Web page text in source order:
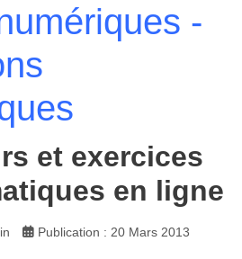
-
et exercices
en ligne
Publication : 20 Mars 2013